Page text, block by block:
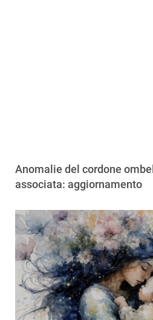
Anomalie del cordone
associata: aggiornamento